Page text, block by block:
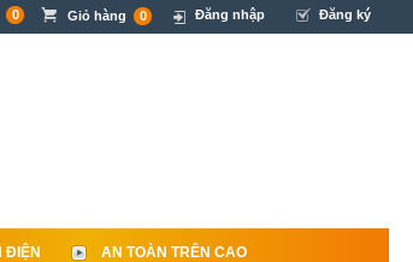
0 Giỏ hàng 0 Đăng nhập Đăng ký
ĐIỆN AN TOÀN TRÊN CAO